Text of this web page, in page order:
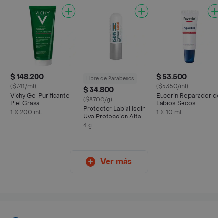
$ 148.200
($741/ml)
Vichy Gel Purificante
Piel Grasa
1 X 200 mL
Libre de Parabenos
$ 34.800
($8700/g)
Protector Labial Isdin
Uvb Proteccion Alta
Spf50
4 g
$ 53.500
($5350/ml)
Eucerin Reparador
Labios Secos
Aquaphor
1 X 10 mL
Ver más